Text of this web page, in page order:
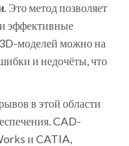
. Это метод позволяет
эффективные
моделей можно на
и недочёты, что
в этой области
CAD-
и CATIA,